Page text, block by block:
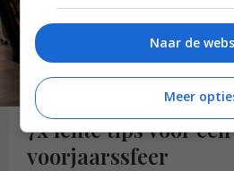
7x lente tips voor
voorjaarssfeer
Naar de
Meer